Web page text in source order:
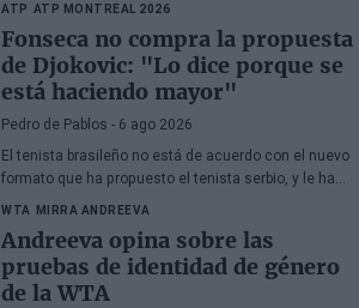
ATP ATP MONTREAL 2026
Fonseca no compra la propuesta
de Djokovic: "Lo dice porque se
está haciendo mayor"
Pedro de Pablos - 6 ago 2026
El tenista brasileño no está de acuerdo con el nuevo
formato que ha propuesto el tenista serbio, y le ha
WTA MIRRA ANDREEVA
Andreeva opina sobre las
pruebas de identidad de género
de la WTA